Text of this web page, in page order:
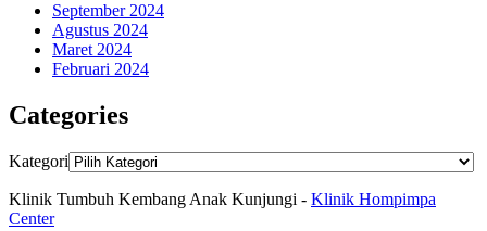
September 2024
Agustus 2024
Maret 2024
Februari 2024
Categories
Kategori
Klinik Tumbuh Kembang Anak Kunjungi - Klinik Hompimpa
Center